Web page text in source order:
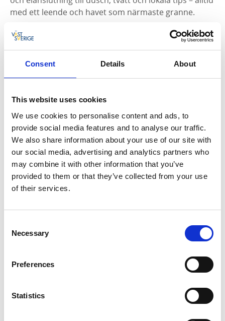
Consent Details About
This website uses cookies
We use cookies to personalise content and ads, to
provide social media features and to analyse our traffic.
We also share information about your use of our site with
our social media, advertising and analytics partners who
may combine it with other information that you’ve
provided to them or that they’ve collected from your use
of their services.
Selection
Necessary
Preferences
Statistics
med ett leende och havet som närmaste granne.
Personalen finns på plats under högsäsong och
tillgång till servicehus, tankning, latrintömning och
startpunkt för att upptäcka Lysekils skärgård och
Tillgänglig service inkluderar:
El och färskvatten
Dusch, toalett och tvättmöjligheter
Sjömack och latrintömning
Gästhamnsvärdar under sommaren
📍Kontaktuppgifter